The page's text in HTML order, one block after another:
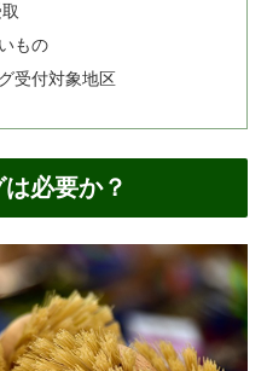
もの
受付対象地区
必要か？